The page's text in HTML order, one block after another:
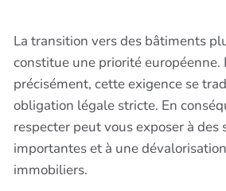
La transition vers des bâtiments
constitue une priorité
précisément, cette exigence se
obligation légale stricte. En
respecter peut vous exposer à des
importantes et à une
immobiliers.